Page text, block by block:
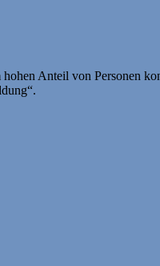
Anteil von Personen